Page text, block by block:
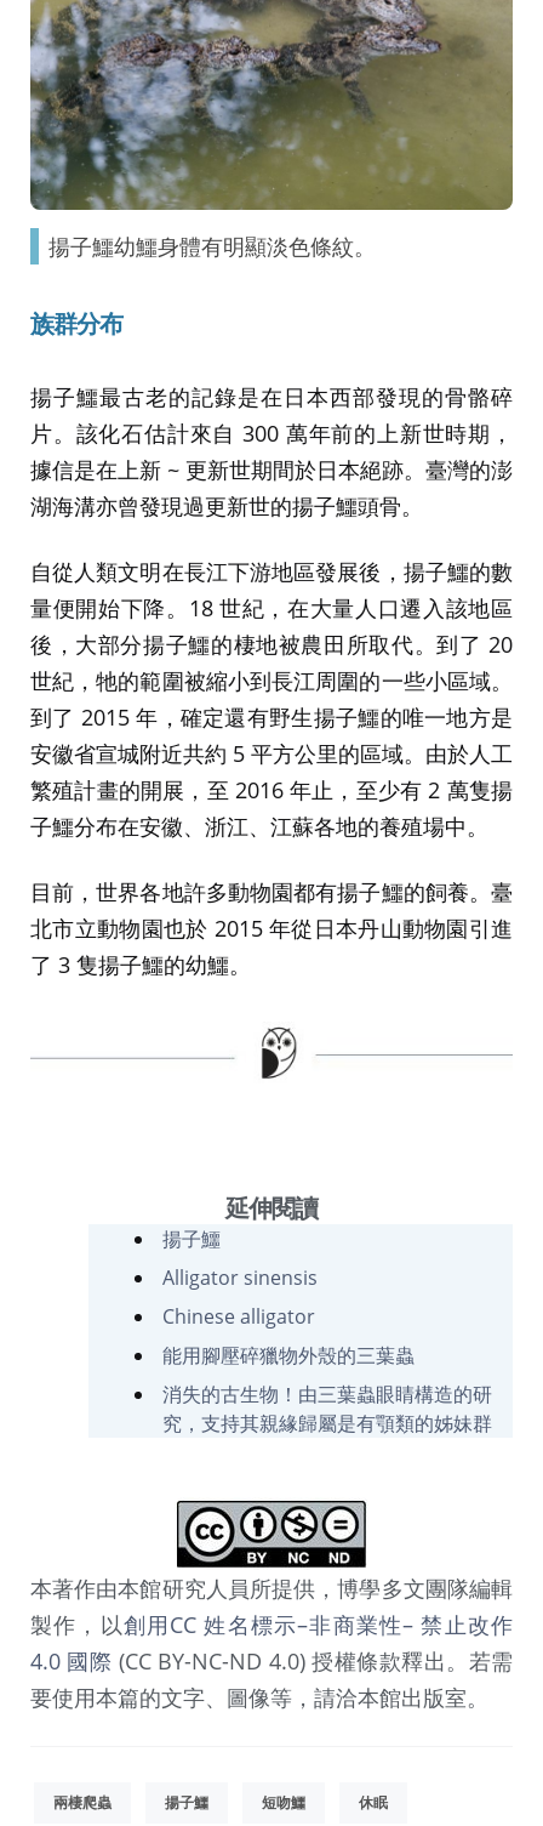
揚子鱷幼鱷身體有明顯淡色條紋。
族群分布
揚子鱷最古老的記錄是在日本西部發現的骨骼碎
片。該化石估計來自 300 萬年前的上新世時期，
據信是在上新 ~ 更新世期間於日本絕跡。臺灣的澎
湖海溝亦曾發現過更新世的揚子鱷頭骨。
自從人類文明在長江下游地區發展後，揚子鱷的數
量便開始下降。18 世紀，在大量人口遷入該地區
後，大部分揚子鱷的棲地被農田所取代。到了 20
世紀，牠的範圍被縮小到長江周圍的一些小區域。
到了 2015 年，確定還有野生揚子鱷的唯一地方是
安徽省宣城附近共約 5 平方公里的區域。由於人工
繁殖計畫的開展，至 2016 年止，至少有 2 萬隻揚
子鱷分布在安徽、浙江、江蘇各地的養殖場中。
目前，世界各地許多動物園都有揚子鱷的飼養。臺
北市立動物園也於 2015 年從日本丹山動物園引進
了 3 隻揚子鱷的幼鱷。
延伸閱讀
揚子鱷
Alligator sinensis
Chinese alligator
能用腳壓碎獵物外殼的三葉蟲
消失的古生物！由三葉蟲眼睛構造的研
究，支持其親緣歸屬是有顎類的姊妹群
本著作由本館研究人員所提供，博學多文團隊編輯
製作，以創用CC 姓名標示–非商業性– 禁止改作
4.0 國際 (CC BY-NC-ND 4.0) 授權條款釋出。若需
要使用本篇的文字、圖像等，請洽本館出版室。
兩棲爬蟲 揚子鱷 短吻鱷 休眠